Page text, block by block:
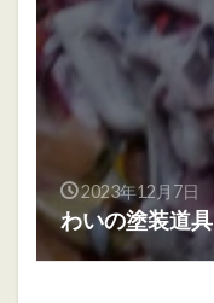
2023年12月7日
わいの塗装道具